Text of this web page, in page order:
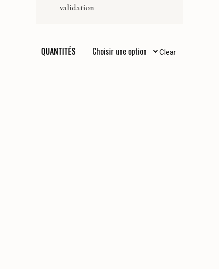
validation
QUANTITÉS Clear